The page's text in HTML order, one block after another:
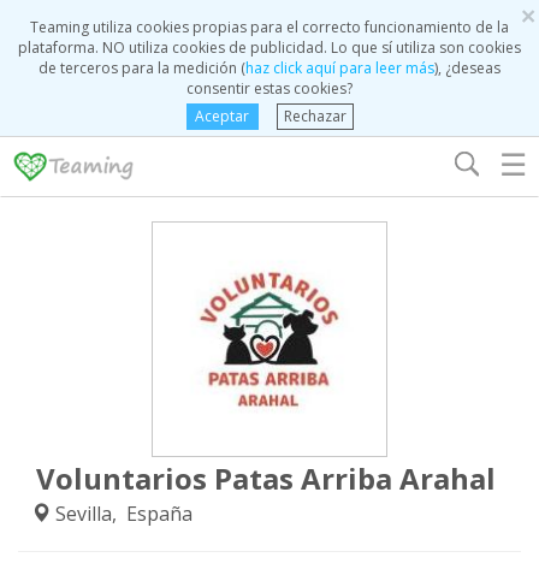
×
Teaming utiliza cookies propias para el correcto funcionamiento de la
plataforma. NO utiliza cookies de publicidad. Lo que sí utiliza son cookies
de terceros para la medición (haz click aquí para leer más), ¿deseas
consentir estas cookies?
Aceptar
Rechazar
☰
Voluntarios Patas Arriba Arahal
Sevilla, España